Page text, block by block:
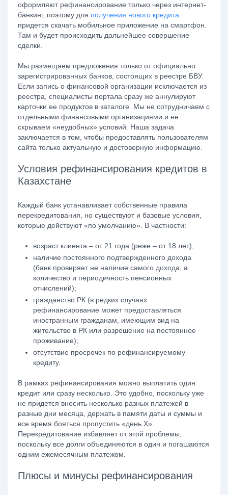
оформляют рефинансирование только через интернет-
банкинг, поэтому для получения нового кредита
придется скачать мобильное приложение на смартфон.
Там и будет происходить дальнейшее совершение
сделки.
Мы размещаем предложения только от официально
зарегистрированных банков, состоящих в реестре БВУ.
Если запись о финансовой организации исключается из
реестра, специалисты портала сразу же аннулируют
карточки ее продуктов в каталоге. Мы не сотрудничаем с
отдельными финансовыми организациями и не
скрываем «неудобных» условий. Наша задача
заключается в том, чтобы предоставлять пользователям
сайта только актуальную и достоверную информацию.
Условия рефинансирования кредитов в
Казахстане
Каждый банк устанавливает собственные правила
перекредитования, но существуют и базовые условия,
которые действуют «по умолчанию». В частности:
возраст клиента – от 21 года (реже – от 18 лет);
наличие постоянного подтвержденного дохода
(банк проверяет не наличие самого дохода, а
количество и периодичность пенсионных
отчислений);
гражданство РК (в редких случаях
рефинансирование может предоставляться
иностранным гражданам, имеющим вид на
жительство в РК или разрешение на постоянное
проживание);
отсутствие просрочек по рефинансируемому
кредиту.
В рамках рефинансирования можно выплатить один
кредит или сразу несколько. Это удобно, поскольку уже
не придется вносить несколько разных платежей в
разные дни месяца, держать в памяти даты и суммы и
все время бояться пропустить «день Х».
Перекредитование избавляет от этой проблемы,
поскольку все долги объединяются в один и погашаются
одним ежемесячным платежом.
Плюсы и минусы рефинансирования